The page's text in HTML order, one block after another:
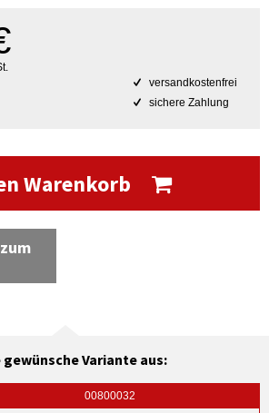
versandkostenfrei
sichere Zahlung
Warenkorb
Variante aus:
00800032